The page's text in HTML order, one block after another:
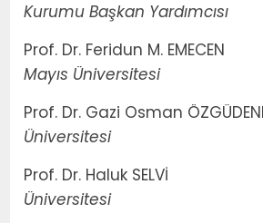
Kurumu Başkan Yardımcısı
Prof. Dr. Feridun M.
Mayıs Üniversitesi
Prof. Dr. Gazi Osman
Üniversitesi
Prof. Dr. Haluk
Üniversitesi